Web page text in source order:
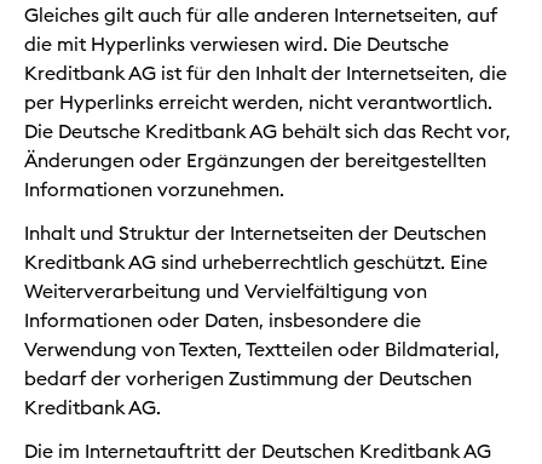
Gleiches gilt auch für alle anderen Internetseiten, auf
die mit Hyperlinks verwiesen wird. Die Deutsche
Kreditbank AG ist für den Inhalt der Internetseiten, die
per Hyperlinks erreicht werden, nicht verantwortlich.
Die Deutsche Kreditbank AG behält sich das Recht vor,
Änderungen oder Ergänzungen der bereitgestellten
Informationen vorzunehmen.
Inhalt und Struktur der Internetseiten der Deutschen
Kreditbank AG sind urheberrechtlich geschützt. Eine
Weiterverarbeitung und Vervielfältigung von
Informationen oder Daten, insbesondere die
Verwendung von Texten, Textteilen oder Bildmaterial,
bedarf der vorherigen Zustimmung der Deutschen
Kreditbank AG.
Die im Internetauftritt der Deutschen Kreditbank AG